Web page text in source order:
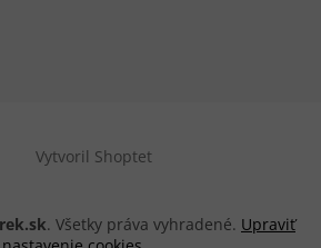
Vytvoril Shoptet
. Všetky práva vyhradené. Upraviť